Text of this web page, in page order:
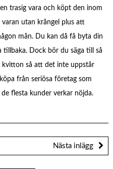
trasig vara och köpt den inom
utan krångel plus att
mån. Du kan då få byta din
tillbaka. Dock bör du säga till så
så att det inte uppstår
från seriösa företag som
flesta kunder verkar nöjda.
Nästa inlägg